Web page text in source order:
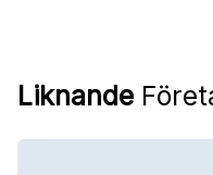
Liknande